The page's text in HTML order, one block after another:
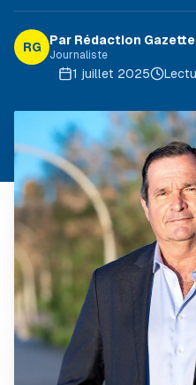
RG
Par Rédaction Gazette
Journaliste
1 juillet 2025